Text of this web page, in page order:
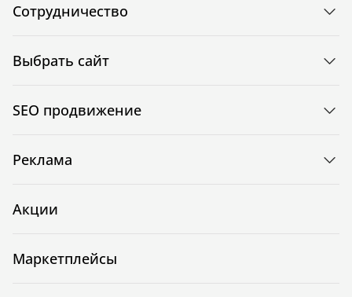
Сотрудничество
Выбрать сайт
SEO продвижение
Реклама
Акции
Маркетплейсы